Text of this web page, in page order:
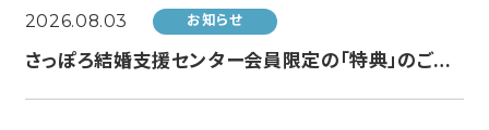
2026.08.03 お知らせ
さっぽろ結婚支援センター会員限定の「特典」のご案内（結婚相談所 Hiroka様より）